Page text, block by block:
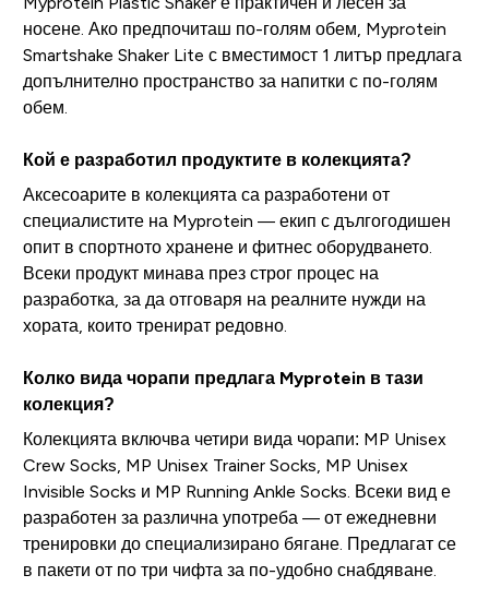
носене. Ако предпочиташ по-голям обем, Myprotein
Smartshake Shaker Lite с вместимост 1 литър предлага
допълнително пространство за напитки с по-голям
обем.
Кой е разработил продуктите в колекцията?
Аксесоарите в колекцията са разработени от
специалистите на Myprotein — екип с дългогодишен
опит в спортното хранене и фитнес оборудването.
Всеки продукт минава през строг процес на
разработка, за да отговаря на реалните нужди на
хората, които тренират редовно.
Колко вида чорапи предлага Myprotein в тази
колекция?
Колекцията включва четири вида чорапи: MP Unisex
Crew Socks, MP Unisex Trainer Socks, MP Unisex
Invisible Socks и MP Running Ankle Socks. Всеки вид е
разработен за различна употреба — от ежедневни
тренировки до специализирано бягане. Предлагат се
в пакети от по три чифта за по-удобно снабдяване.